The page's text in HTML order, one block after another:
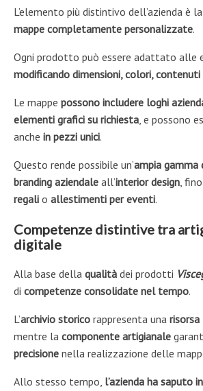
L’elemento più distintivo dell’azienda è
mappe completamente personalizzate.
Ogni prodotto può essere adattato alle
modificando dimensioni, colori,
Le mappe possono includere loghi
elementi grafici su richiesta, e possono
anche in pezzi unici.
Questo rende possibile un’ampia gamma
branding aziendale all’interior design,
regali o allestimenti per eventi.
Competenze distintive tra
digitale
Alla base della qualità dei prodotti
di competenze consolidate nel tempo.
L’archivio storico rappresenta una
mentre la componente artigianale
precisione nella realizzazione delle
Allo stesso tempo, l’azienda ha saputo